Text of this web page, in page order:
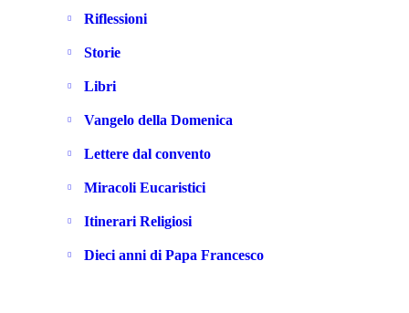
Riflessioni
Storie
Libri
Vangelo della Domenica
Lettere dal convento
Miracoli Eucaristici
Itinerari Religiosi
Dieci anni di Papa Francesco